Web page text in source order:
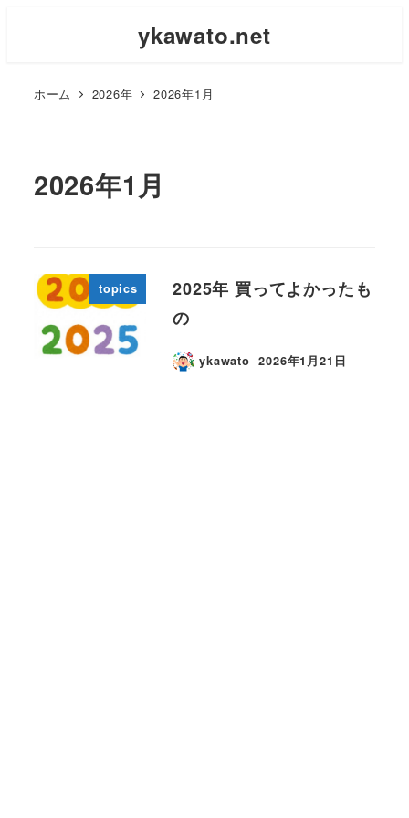
ykawato.net
ホーム 2026年 2026年1月
2026年1月
topics
2025年 買ってよかったも
の
ykawato 2026年1月21日